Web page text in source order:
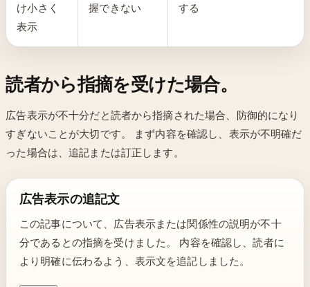
け小さく
表示
握できない
する
読者から指摘を受けた場合。
広告表示が不十分だと読者から指摘された場合、防御的になり
すぎないことが大切です。 まず内容を確認し、表示が不明確だ
った場合は、追記または訂正します。
広告表示の追記文
この記事について、広告表示または関係性の説明が不十
分であるとの指摘を受けました。 内容を確認し、読者に
より明確に伝わるよう、表示文を追記しました。